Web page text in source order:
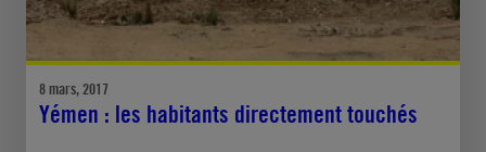
8 mars, 2017
Yémen : les habitants directement touchés